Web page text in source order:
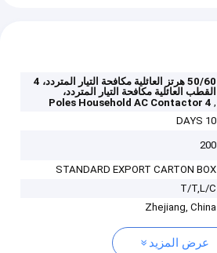
50/60 هرتز العائلية مكافحة التيار المتردد، 4
القطب العائلية مكافحة التيار المتردد،
,
4 Poles Household AC Contactor
10 DAYS
200
STANDARD EXPORT CARTON BOX
T/T,L/C
Zhejiang, China
عرض المزيد